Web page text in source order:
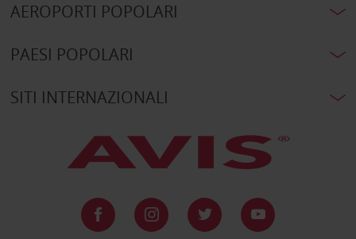
AEROPORTI POPOLARI
PAESI POPOLARI
SITI INTERNAZIONALI